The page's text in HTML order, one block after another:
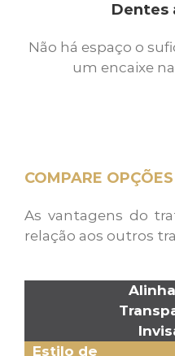
Dentes
Não há espaço o
um encaixe
COMPARE
As vantagens do
relação aos outros
Estilo de